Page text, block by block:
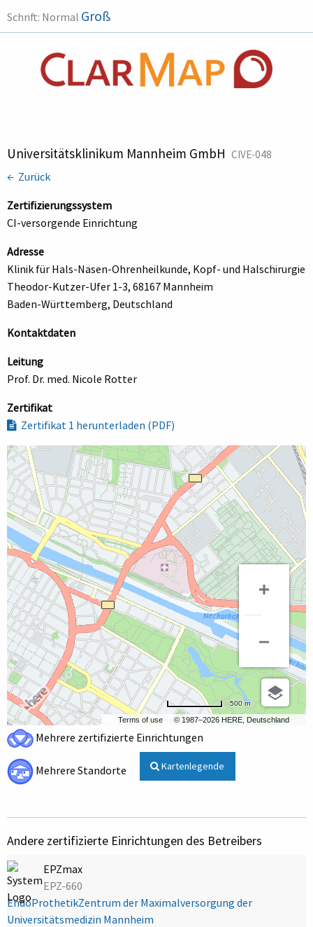
Schrift: Normal Groß
Universitätsklinikum Mannheim GmbH CIVE-048
← Zurück
Zertifizierungssystem
CI-versorgende Einrichtung
Adresse
Klinik für Hals-Nasen-Ohrenheilkunde, Kopf- und Halschirurgie
Theodor-Kutzer-Ufer 1-3, 68167 Mannheim
Baden-Württemberg, Deutschland
Kontaktdaten
Leitung
Prof. Dr. med. Nicole Rotter
Zertifikat
Zertifikat 1 herunterladen (PDF)
Terms of use © 1987–2026 HERE, Deutschland
500 m
Mehrere zertifizierte Einrichtungen
Mehrere Standorte Kartenlegende
Andere zertifizierte Einrichtungen des Betreibers
EPZmax
EPZ-660
EndoProthetikZentrum der Maximalversorgung der
Universitätsmedizin Mannheim